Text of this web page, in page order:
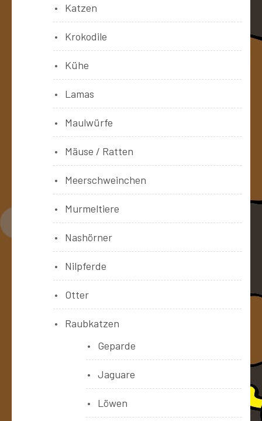
Katzen
Krokodile
Kühe
Lamas
Maulwürfe
Mäuse / Ratten
Meerschweinchen
Murmeltiere
Nashörner
Nilpferde
Otter
Raubkatzen
Geparde
Jaguare
Löwen